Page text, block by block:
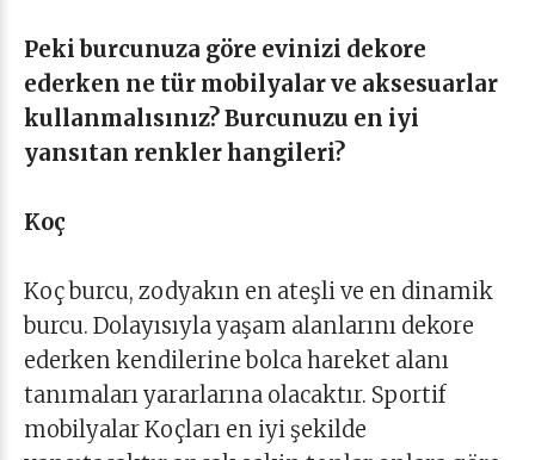
Peki burcunuza göre evinizi dekore
ederken ne tür mobilyalar ve aksesuarlar
kullanmalısınız? Burcunuzu en iyi
yansıtan renkler hangileri?
Koç
Koç burcu, zodyakın en ateşli ve en dinamik
burcu. Dolayısıyla yaşam alanlarını dekore
ederken kendilerine bolca hareket alanı
tanımaları yararlarına olacaktır. Sportif
mobilyalar Koçları en iyi şekilde